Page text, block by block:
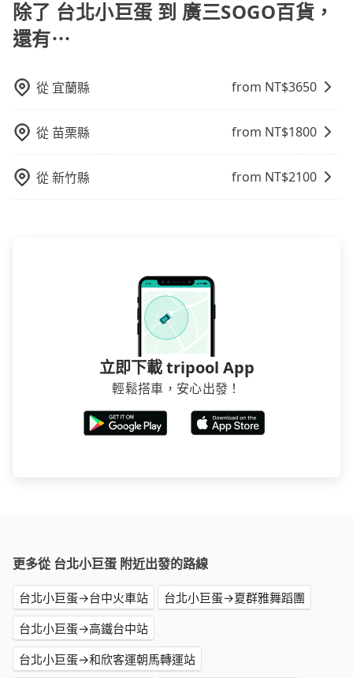
上下車地點仍有段距離，在遇到下雨天或者載行李時，
就顯得非常不便。
的節奏和時間進行遊覽。除了景點本身，還可以體驗周
邊的文化和風俗，品嚐當地的美食，與當地人交流，深
入體驗當地的生活和文化。在探訪景點時，可以積極尋
和內幕，並且可以在旅途中收集更多的故事和經驗，豐
富自己的旅程。
除了 台北小巨蛋 到 廣三SOGO百貨，
還有⋯
從 宜蘭縣 from NT$3650
從 苗栗縣 from NT$1800
從新竹縣 from NT$2100
立即下載 tripool App
輕鬆搭車，安心出發！
更多從 台北小巨蛋 附近出發的路線
台北小巨蛋→台中火車站
台北小巨蛋→夏群雅舞蹈團
台北小巨蛋→高鐵台中站
台北小巨蛋→和欣客運朝馬轉運站